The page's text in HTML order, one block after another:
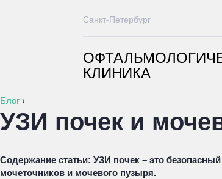
КЛИНИКА
Санкт-Петербург
Блог ›
УЗИ почек и
Содержание статьи: УЗИ почек – это
мочеточников и мочевого пузыря.